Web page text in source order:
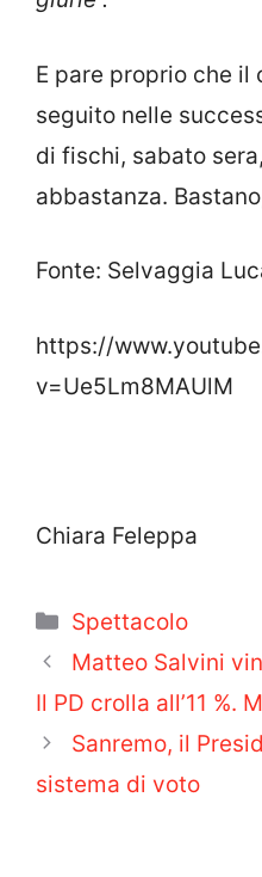
E pare proprio che il
seguito nelle
di fischi, sabato
abbastanza.
Fonte: Selvaggia
https://
v=Ue5Lm8MAUlM
Chiara Feleppa
Categorie
Spettacolo
Matteo Salvini
Il PD crolla all’11 %.
Sanremo, il
sistema di voto